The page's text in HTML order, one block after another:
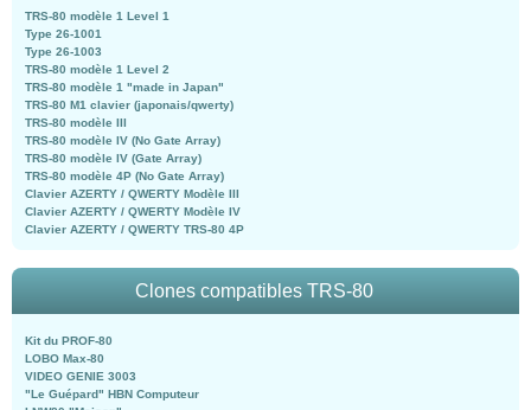
TRS-80 modèle 1 Level 1
Type 26-1001
Type 26-1003
TRS-80 modèle 1 Level 2
TRS-80 modèle 1 "made in Japan"
TRS-80 M1 clavier (japonais/qwerty)
TRS-80 modèle III
TRS-80 modèle IV (No Gate Array)
TRS-80 modèle IV (Gate Array)
TRS-80 modèle 4P (No Gate Array)
Clavier AZERTY / QWERTY Modèle III
Clavier AZERTY / QWERTY Modèle IV
Clavier AZERTY / QWERTY TRS-80 4P
Clones compatibles TRS-80
Kit du PROF-80
LOBO Max-80
VIDEO GENIE 3003
"Le Guépard" HBN Computeur